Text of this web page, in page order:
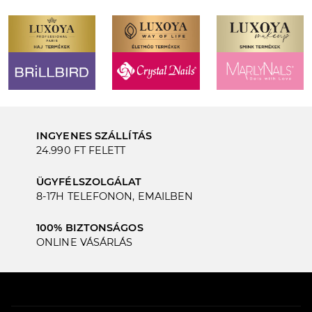
INGYENES SZÁLLÍTÁS
24.990 FT FELETT
ÜGYFÉLSZOLGÁLAT
8-17H TELEFONON, EMAILBEN
100% BIZTONSÁGOS
ONLINE VÁSÁRLÁS